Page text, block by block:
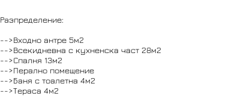
Разпределение:
-->Входно антре 5м2
-->Всекидневна с кухненска част 28м2
-->Спалня 13м2
-->Перално помещение
-->Баня с тоалетна 4м2
-->Тераса 4м2